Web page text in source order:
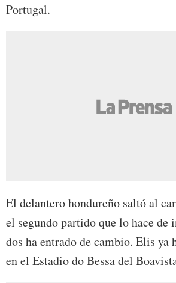
Portugal.
El delantero hondureño saltó al
el segundo partido que lo hace de
dos ha entrado de cambio. Elis ya
en el Estadio do Bessa del